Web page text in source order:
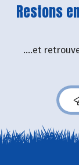
Restons
....et